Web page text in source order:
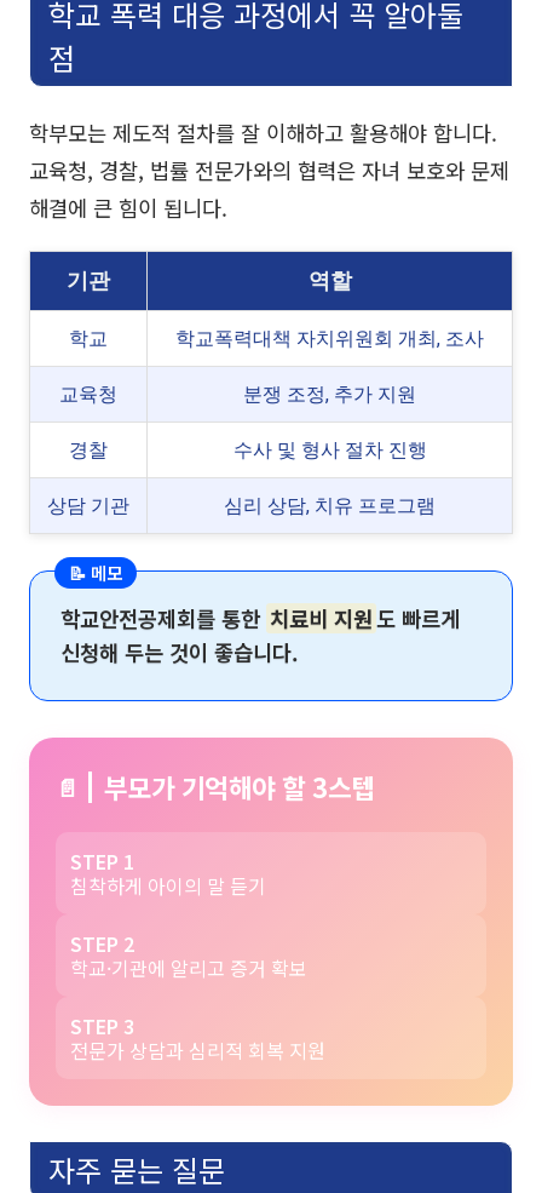
학교 폭력 대응 과정에서 꼭 알아둘
점
학부모는 제도적 절차를 잘 이해하고 활용해야 합니다.
교육청, 경찰, 법률 전문가와의 협력은 자녀 보호와 문제
해결에 큰 힘이 됩니다.
기관 역할
학교 학교폭력대책 자치위원회 개최, 조사
교육청 분쟁 조정, 추가 지원
경찰 수사 및 형사 절차 진행
상담 기관 심리 상담, 치유 프로그램
📝 메모
학교안전공제회를 통한 치료비 지원도 빠르게
신청해 두는 것이 좋습니다.
📄 부모가 기억해야 할 3스텝
STEP 1
침착하게 아이의 말 듣기
STEP 2
학교·기관에 알리고 증거 확보
STEP 3
전문가 상담과 심리적 회복 지원
자주 묻는 질문